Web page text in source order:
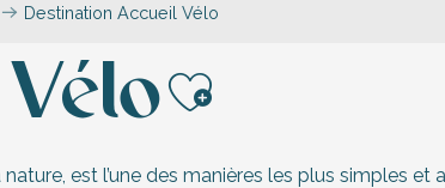
Destination Accueil Vélo
est l’une des manières les plus simples et